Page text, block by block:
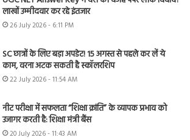
लाखों उम्मीदवार कर रहे इंतजार
26 July 2026 - 6:11 PM
SC छात्रों के लिए बड़ा अपडेट! 15 अगस्त से पहले कर लें ये
काम, वरना अटक सकती है स्कॉलरशिप
22 July 2026 - 11:54 AM
नीट परीक्षा में सफलता “शिक्षा क्रांति” के व्यापक प्रभाव को
उजागर करती है: शिक्षा मंत्री बैंस
20 July 2026 - 11:43 AM